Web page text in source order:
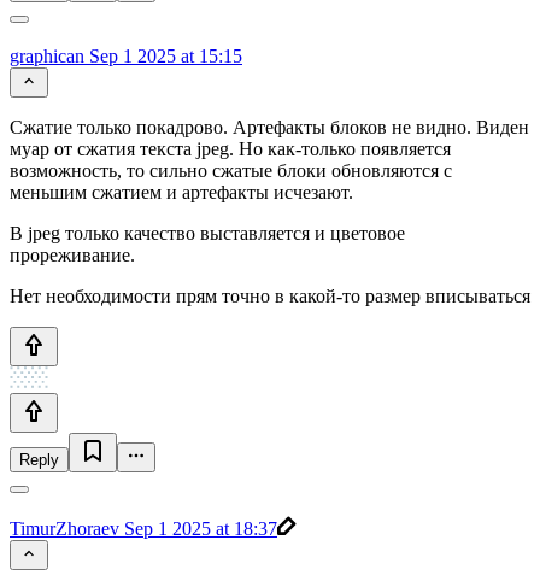
graphican Sep 1 2025 at 15:15
Сжатие только покадрово. Артефакты блоков не видно. Виден
муар от сжатия текста jpeg. Но как-только появляется
возможность, то сильно сжатые блоки обновляются с
меньшим сжатием и артефакты исчезают.
В jpeg только качество выставляется и цветовое
прореживание.
Нет необходимости прям точно в какой-то размер вписываться
Reply
TimurZhoraev Sep 1 2025 at 18:37